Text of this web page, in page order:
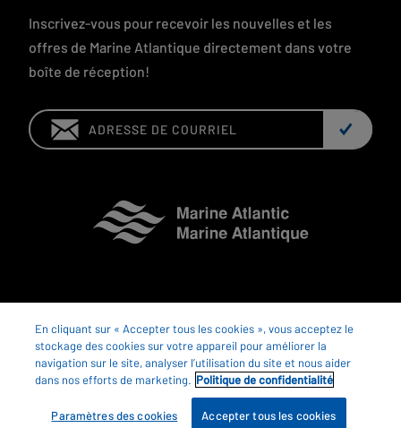
Inscrivez-vous pour recevoir les nouvelles et les
offres de Marine Atlantique directement dans votre
boîte de réception!
Email:
En cliquant sur « Accepter tous les cookies », vous acceptez le
stockage des cookies sur votre appareil pour améliorer la
navigation sur le site, analyser l’utilisation du site et nous aider
dans nos efforts de marketing. Politique de confidentialité
Paramètres des cookies Accepter tous les cookies